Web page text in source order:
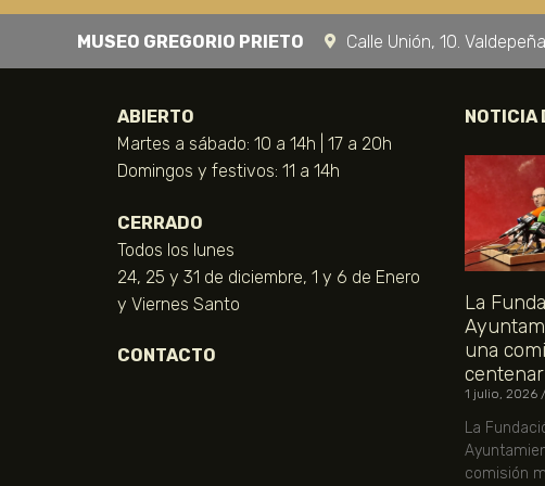
MUSEO GREGORIO PRIETO Calle Unión, 10.
ABIERTO
Martes a sábado: 10 a 14h | 17 a 20h
Domingos y festivos: 11 a 14h
CERRADO
Todos los lunes
24, 25 y 31 de diciembre, 1 y 6 de Enero
y Viernes Santo
CONTACTO
NOTICIA
La
una
1 julio, 2026
La
comisión